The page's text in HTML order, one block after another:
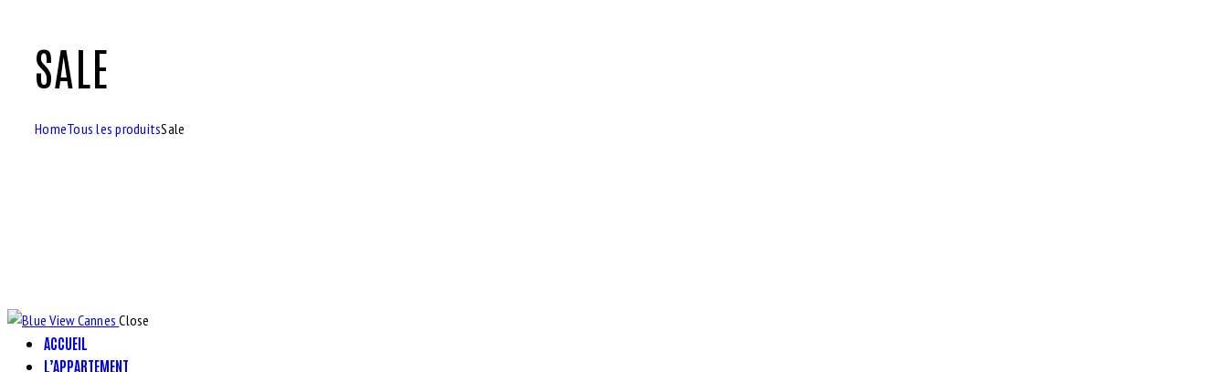
SALE
HomeTous les produitsSale
Close
ACCUEIL
L’APPARTEMENT